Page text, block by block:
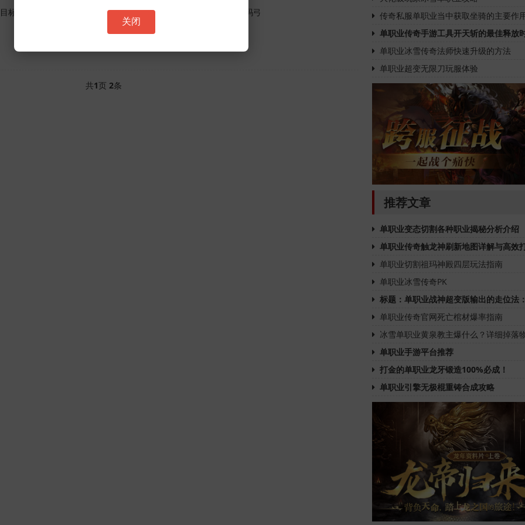
标。许多玩家在单职业传奇手游sf发布网上寻找攻略，希望了解祖玛弓
共1页 2条
传奇私服单职业当中获取坐骑的主要作
单职业传奇手游工具开天斩的最佳释放
单职业冰雪传奇法师快速升级的方法
单职业超变无限刀玩服体验
推荐文章
单职业变态切割各种职业揭秘分析介绍
单职业传奇触龙神刷新地图详解与高效
单职业切割祖玛神殿四层玩法指南
单职业冰雪传奇PK
标题：单职业战神超变版输出的走位法
单职业传奇官网死亡棺材爆率指南
冰雪单职业黄泉教主爆什么？详细掉落
单职业手游平台推荐
打金的单职业龙牙锻造100%必成！
单职业引擎无极棍重铸合成攻略
关闭